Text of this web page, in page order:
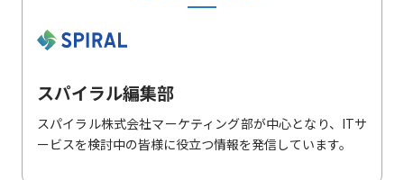
スパイラル編集部
スパイラル株式会社マーケティング部が中心となり、ITサ
ービスを検討中の皆様に役立つ情報を発信しています。